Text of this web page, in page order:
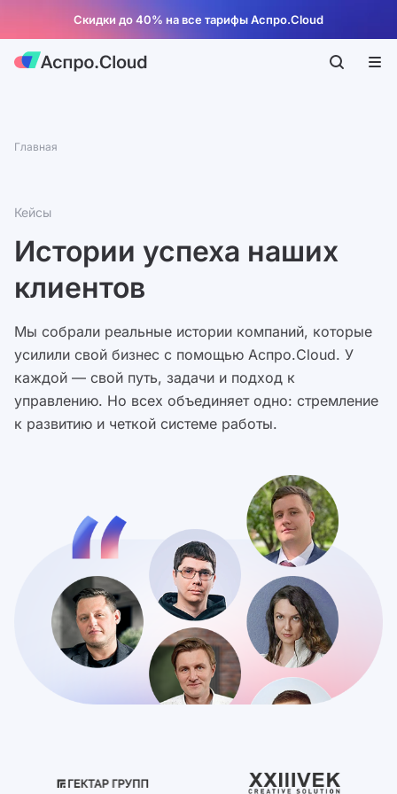
Скидки до 40% на все тарифы Аспро.Cloud
Главная
Кейсы
Истории успеха наших
клиентов
Мы собрали реальные истории компаний, которые
усилили свой бизнес с помощью Аспро.Cloud. У
каждой — свой путь, задачи и подход к
управлению. Но всех объединяет одно: стремление
к развитию и четкой системе работы.